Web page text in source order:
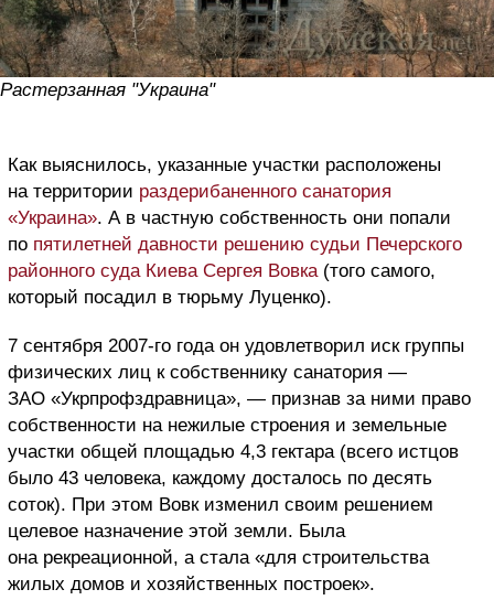
Растерзанная "Украина"
Как выяснилось, указанные участки расположены
на территории раздерибаненного санатория
«Украина». А в частную собственность они попали
по пятилетней давности решению судьи Печерского
районного суда Киева Сергея Вовка(того самого,
который посадил в тюрьму Луценко).
7 сентября 2007-го года он удовлетворил иск группы
физических лиц к собственнику санатория —
ЗАО «Укрпрофздравница», — признав за ними право
собственности на нежилые строения и земельные
участки общей площадью 4,3 гектара (всего истцов
было 43 человека, каждому досталось по десять
соток). При этом Вовк изменил своим решением
целевое назначение этой земли. Была
она рекреационной, а стала «для строительства
жилых домов и хозяйственных построек».